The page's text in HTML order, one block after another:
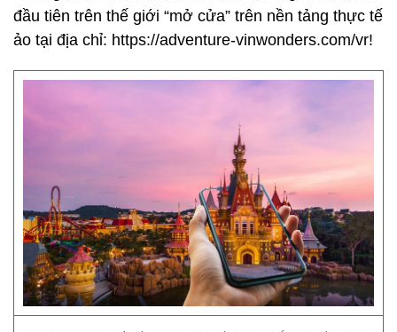
đầu tiên trên thế giới “mở cửa” trên nền tảng thực tế
ảo tại địa chỉ: https://adventure-vinwonders.com/vr!